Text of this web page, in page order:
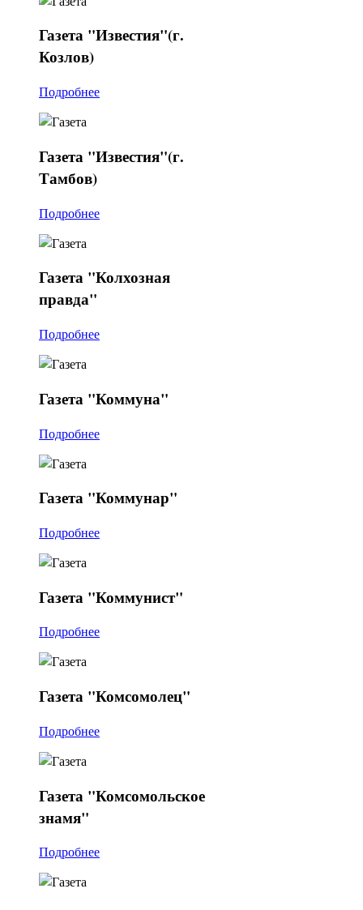
Газета "Известия"(г.
Козлов)
Подробнее
Газета "Известия"(г.
Тамбов)
Подробнее
Газета "Колхозная
правда"
Подробнее
Газета "Коммуна"
Подробнее
Газета "Коммунар"
Подробнее
Газета "Коммунист"
Подробнее
Газета "Комсомолец"
Подробнее
Газета "Комсомольское
знамя"
Подробнее